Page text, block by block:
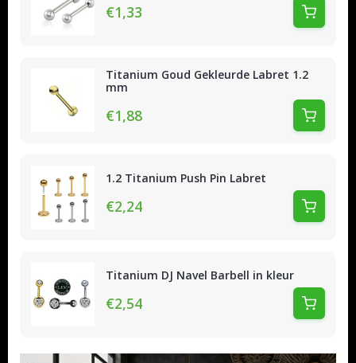
€1,33
Titanium Goud Gekleurde Labret 1.2
mm
€1,88
1.2 Titanium Push Pin Labret
€2,24
Titanium DJ Navel Barbell in kleur
€2,54